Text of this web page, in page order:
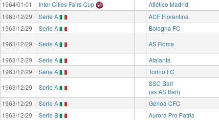
1964/01/01
Inter-Cities Fairs Cup
Atlético Madrid
1963/12/29
Serie A
ACF Fiorentina
1963/12/29
Serie A
Bologna FC
1963/12/29
Serie A
AS Roma
1963/12/29
Serie A
Atalanta
1963/12/29
Serie A
Torino FC
1963/12/29
Serie A
SSC Bari
(as AS Bari)
1963/12/29
Serie A
Genoa CFC
1963/12/29
Serie B
Aurora Pro Patria